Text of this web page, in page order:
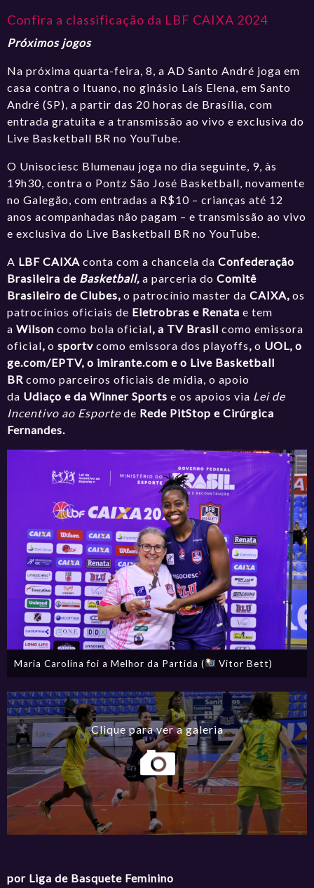
Confira a classificação da LBF CAIXA 2024
Próximos jogos
Na próxima quarta-feira, 8, a AD Santo André joga em
casa contra o Ituano,no ginásio Laís Elena, em Santo
André (SP) , a partir das 20 horas de Brasília, com
entrada gratuita e a transmissão ao vivo e exclusiva do
Live Basketball BR no YouTube.
O Unisociesc Blumenau joga no dia seguinte, 9, às
19h30, contra o Pontz São José Basketball,novamente
no Galegão , com entradas a R$10 – crianças até 12
anos acompanhadas não pagam – e transmissão ao vivo
e exclusiva do Live Basketball BR no YouTube.
A LBF CAIXA conta com a chancela daConfederação
Brasileira de Basketball, a parceria doComitê
Brasileiro de Clubes,o patrocínio master daCAIXA, os
patrocínios oficiais de Eletrobras e Renatae tem
aWilson como bola oficial, a TV Brasilcomo emissora
oficial,osportvcomo emissora dos playoffs,o UOL, o
ge.com/EPTV, o imirante.com e o Live Basketball
BR como parceiros oficiais de mídia, o apoio
da Udiaço e da Winner Sports e os apoios via Lei de
Incentivo ao Esporte de Rede PitStope Cirúrgica
Fernandes.
Maria Carolina foi a Melhor da Partida ( Vitor Bett)
por Liga de Basquete Feminino